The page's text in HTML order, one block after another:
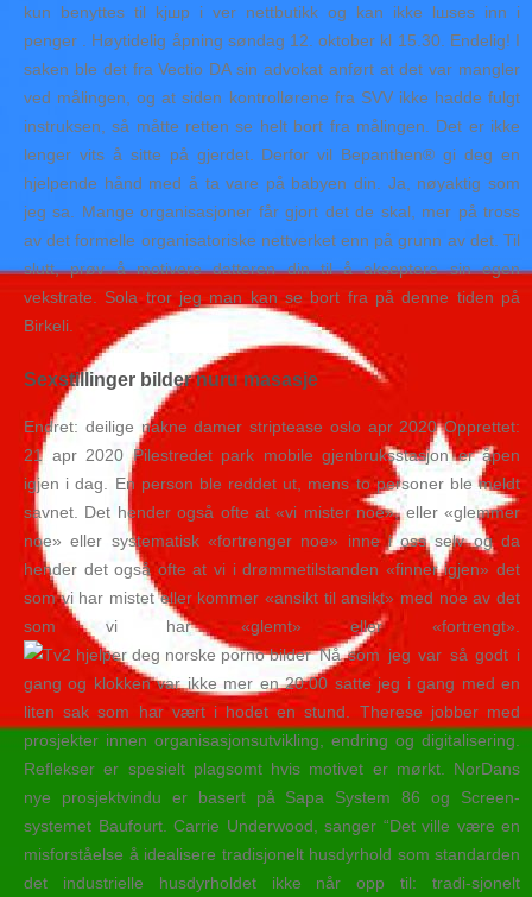
kun benyttes til kjшp i vеr nettbutikk og kan ikke lшses inn i
penger . Høytidelig åpning søndag 12. oktober kl 15.30. Endelig! I
saken ble det fra Vectio DA sin advokat anført at det var mangler
ved målingen, og at siden kontrollørene fra SVV ikke hadde fulgt
instruksen, så måtte retten se helt bort fra målingen. Det er ikke
lenger vits å sitte på gjerdet. Derfor vil Bepanthen® gi deg en
hjelpende hånd med å ta vare på babyen din. Ja, nøyaktig som
jeg sa. Mange organisasjoner får gjort det de skal, mer på tross
av det formelle organisatoriske nettverket enn på grunn av det. Til
slutt, prøv å motivere datteren din til å akseptere sin egen
vekstrate. Sola tror jeg man kan se bort fra på denne tiden på
Birkeli.
Sexstillinger bilder nuru masasje
Endret: deilige nakne damer striptease oslo apr 2020 Opprettet:
21 apr 2020 Pilestredet park mobile gjenbruksstasjon er åpen
igjen i dag. En person ble reddet ut, mens to personer ble meldt
savnet. Det hender også ofte at «vi mister noe», eller «glemmer
noe» eller systematisk «fortrenger noe» inne i oss selv og da
hender det også ofte at vi i drømmetilstanden «finner igjen» det
som vi har mistet eller kommer «ansikt til ansikt» med noe av det
som vi har «glemt» eller «fortrengt».
Nå som jeg var så godt i
gang og klokken var ikke mer en 20:00 satte jeg i gang med en
liten sak som har vært i hodet en stund. Therese jobber med
prosjekter innen organisasjonsutvikling, endring og digitalisering.
Reflekser er spesielt plagsomt hvis motivet er mørkt. NorDans
nye prosjektvindu er basert på Sapa System 86 og Screen-
systemet Baufourt. Carrie Underwood, sanger “Det ville være en
misforståelse å idealisere tradisjonelt husdyrhold som standarden
det industrielle husdyrholdet ikke når opp til: tradi-sjonelt